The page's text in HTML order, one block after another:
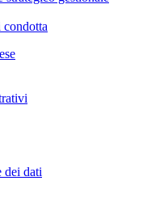
dei dati